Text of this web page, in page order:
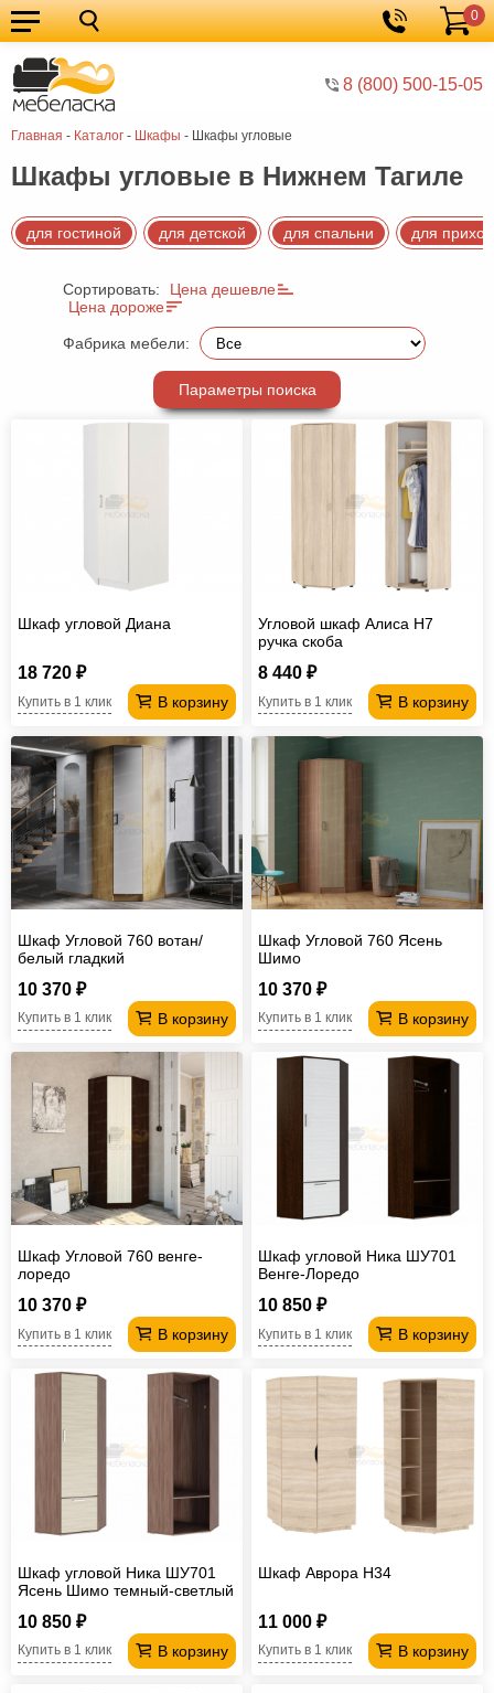
8 (800) 500-15-05
Корзина
0
Главная - Каталог - Шкафы - Шкафы угловые
Кухонные
гарнитуры
Мебель
для
кухни
Мебель
для
спальни
Кровати
Шкафы
Диваны
мебель
Детская
мебель
Мебель
компьютер
для
Мебель
Кресла-
мешки
Мебель
из
ротанга
Садовая
мебель
Косметологическое
оборудование
Шкафы угловые в Нижнем Тагиле
для гостиной для детской для спальни для
Сортировать:
Цена дешевле
Цена дороже
Фабрика мебели:
Параметры поиска
Шкаф угловой Диана
18 720 ₽
В корзину
Купить в 1 клик
Угловой шкаф Алиса H7
ручка скоба
8 440 ₽
В корзину
Купить в 1 клик
Шкаф Угловой 760 вотан/
белый гладкий
10 370 ₽
В корзину
Купить в 1 клик
Шкаф Угловой 760 Ясень
Шимо
10 370 ₽
В корзину
Купить в 1 клик
Шкаф Угловой 760 венге-
лоредо
10 370 ₽
В корзину
Купить в 1 клик
Шкаф угловой Ника ШУ701
Венге-Лоредо
10 850 ₽
В корзину
Купить в 1 клик
Шкаф угловой Ника ШУ701
Ясень Шимо темный-светлый
10 850 ₽
В корзину
Купить в 1 клик
Шкаф Аврора H34
11 000 ₽
В корзину
Купить в 1 клик